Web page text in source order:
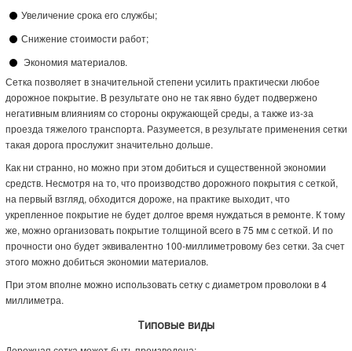
Увеличение срока его службы;
Снижение стоимости работ;
Экономия материалов.
Сетка позволяет в значительной степени усилить практически любое
дорожное покрытие. В результате оно не так явно будет подвержено
негативным влияниям со стороны окружающей среды, а также из-за
проезда тяжелого транспорта. Разумеется, в результате применения сетки
такая дорога прослужит значительно дольше.
Как ни странно, но можно при этом добиться и существенной экономии
средств. Несмотря на то, что производство дорожного покрытия с сеткой,
на первый взгляд, обходится дороже, на практике выходит, что
укрепленное покрытие не будет долгое время нуждаться в ремонте. К тому
же, можно организовать покрытие толщиной всего в 75 мм с сеткой. И по
прочности оно будет эквивалентно 100-миллиметровому без сетки. За счет
этого можно добиться экономии материалов.
При этом вполне можно использовать сетку с диаметром проволоки в 4
миллиметра.
Типовые виды